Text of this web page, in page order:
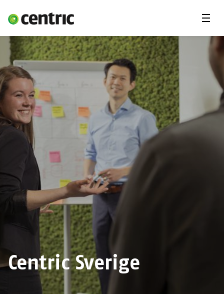
Lediga jobb
Underkonsult
Arbetsområden
Du & Centric
Om oss
Menu
Centric Sverige